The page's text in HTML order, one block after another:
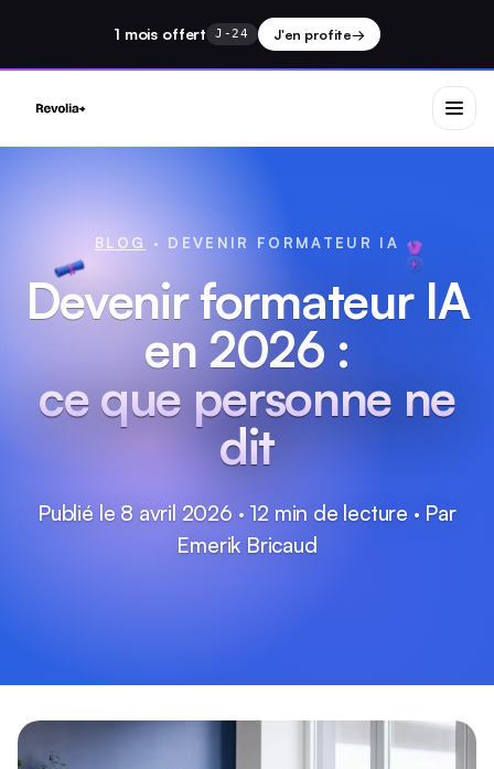
1 mois offert J-24 J'en profite→
BLOG · DEVENIR FORMATEUR IA
Devenir formateur IA
en 2026 :
ce que personne ne
dit
Publié le 8 avril 2026 · 12 min de lecture · Par
Emerik Bricaud